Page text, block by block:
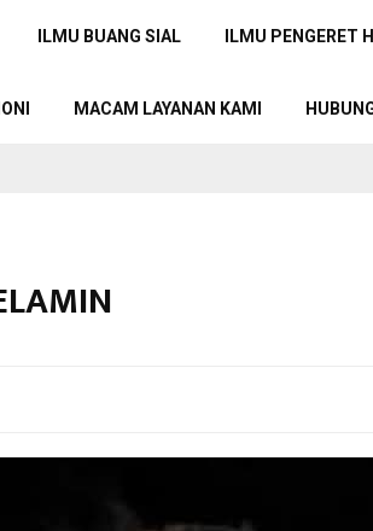
ILMU BUANG SIAL ILMU PENGERET
MACAM LAYANAN KAMI